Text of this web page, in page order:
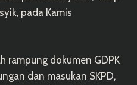
pada Kamis
rampung dokumen GDPK
dan masukan SKPD,